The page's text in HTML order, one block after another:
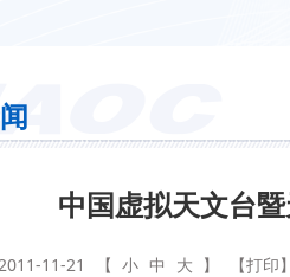
中国虚拟天文台
11-21 【 小 中 大 】 【打印】